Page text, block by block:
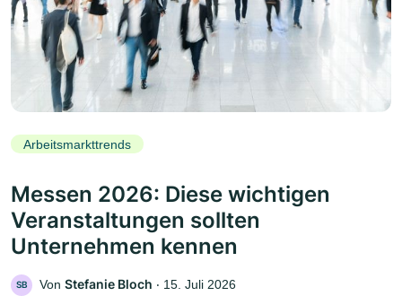
Arbeitsmarkttrends
Messen 2026: Diese wichtigen
Veranstaltungen sollten
Unternehmen kennen
SB Von Stefanie Bloch ‧ 15. Juli 2026